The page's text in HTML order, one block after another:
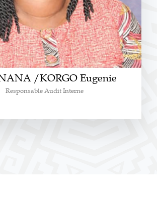
/KORGO Eugenie
Responsable Audit Interne